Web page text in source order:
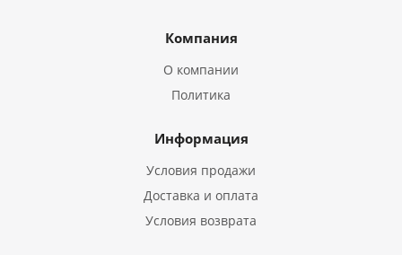
Компания
О компании
Политика
Информация
Условия продажи
Доставка и оплата
Условия возврата